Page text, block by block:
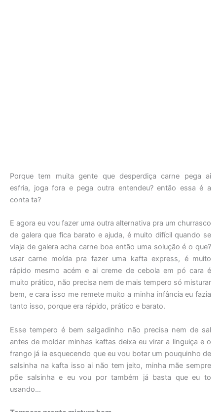
Porque tem muita gente que desperdiça carne pega ai
esfria, joga fora e pega outra entendeu? então essa é a
conta ta?
E agora eu vou fazer uma outra alternativa pra um churrasco
de galera que fica barato e ajuda, é muito difícil quando se
viaja de galera acha carne boa então uma solução é o que?
usar carne moída pra fazer uma kafta express, é muito
rápido mesmo acém e ai creme de cebola em pó cara é
muito prático, não precisa nem de mais tempero só misturar
bem, e cara isso me remete muito a minha infância eu fazia
tanto isso, porque era rápido, prático e barato.
Esse tempero é bem salgadinho não precisa nem de sal
antes de moldar minhas kaftas deixa eu virar a linguiça e o
frango já ia esquecendo que eu vou botar um pouquinho de
salsinha na kafta isso ai não tem jeito, minha mãe sempre
põe salsinha e eu vou por também já basta que eu to
usando…